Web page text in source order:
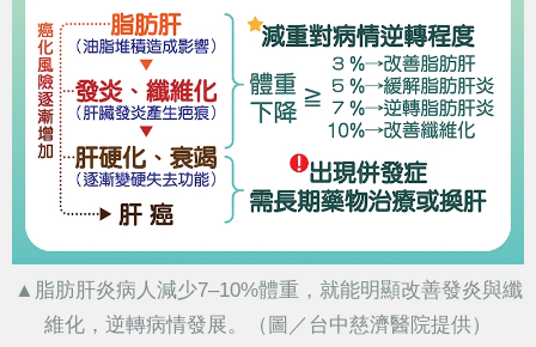
▲脂肪肝炎病人減少7–10%體重，就能明顯改善發炎與纖
維化，逆轉病情發展。（圖／台中慈濟醫院提供）